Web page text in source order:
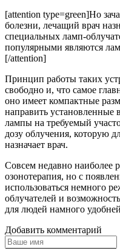
[attention type=green]Но
болезни, лечащий врач
специальных ламп-
популярными являются
[/attention]
Принцип работы таких
свободно и, что самое
оно имеет компактные
направить установленные
лампы на требуемый
дозу облучения, которую
назначает врач.
Совсем недавно наиболее
озонотерапия, но с
использоваться немного
облучателей и
для людей намного
Добавить комментарий